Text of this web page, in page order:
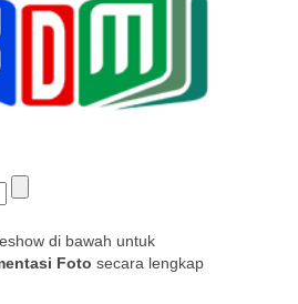
di bawah untuk
Foto secara lengkap